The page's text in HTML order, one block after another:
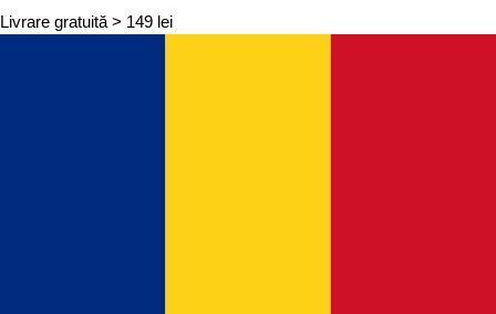
Livrare gratuită > 149 lei